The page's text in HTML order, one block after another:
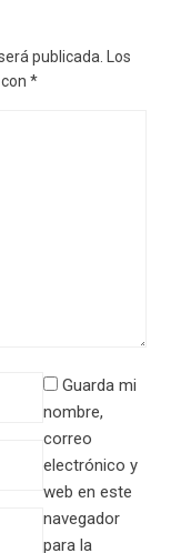
publicada. Los
*
Guarda mi
nombre,
correo
electrónico y
web en este
navegador
para la